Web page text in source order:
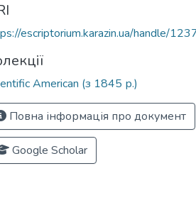
escriptorium.karazin.ua/handle/
American (з 1845 р.)
Повна інформація про документ
Google Scholar